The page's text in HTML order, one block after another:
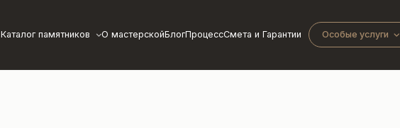
Каталог памятников О мастерскойБлогПроцессСмета и Гарантии Особые услуги